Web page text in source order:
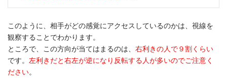
このように、相手がどの感覚にアクセスしているのかは、視線を
観察することでわかります。
ところで、この方向が当てはまるのは、 右利きの人で９割くらい
です。 左利きだと右左が逆になり反転する人が多いのでご注意く
ださい。